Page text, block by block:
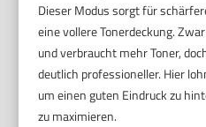
Dieser Modus sorgt für
eine vollere Tonerdeckung.
und verbraucht mehr Toner,
deutlich professioneller. Hier
um einen guten Eindruck zu
zu maximieren.